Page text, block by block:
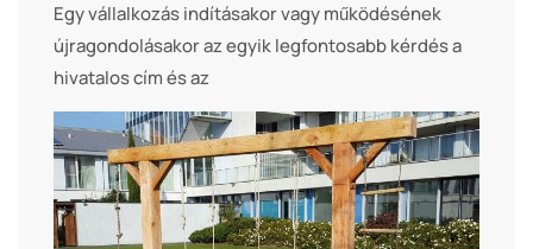
Egy vállalkozás indításakor vagy működésének
újragondolásakor az egyik legfontosabb kérdés a
hivatalos cím és az